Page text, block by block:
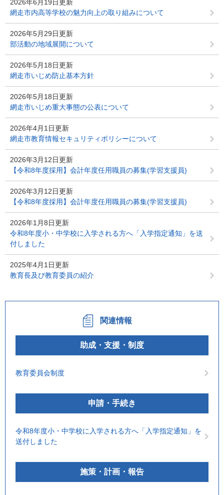
2026年6月19日更新
網走市内高等学校の魅力向上の取り組みについて
2026年5月29日更新
部活動の地域展開について
2026年5月18日更新
網走市いじめ防止基本方針
2026年5月18日更新
網走市いじめ重大事態の公表について
2026年4月1日更新
網走市教育情報セキュリティポリシーについて
2026年3月12日更新
【令和8年度採用】会計年度任用職員の募集(学習支援員)
2026年3月12日更新
【令和8年度採用】会計年度任用職員の募集(学習支援員)
2026年1月8日更新
令和8年度小・中学校に入学される方へ「入学指定通知」を送
付しました
2025年4月1日更新
教育長及び教育委員の紹介
関連情報
助成・支援・制度
教育委員会制度
申請・手続き
令和8年度小・中学校に入学される方へ「入学指定通知」を
送付しました
施策・計画・報告